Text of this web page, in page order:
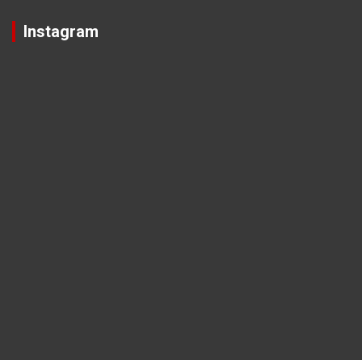
Instagram